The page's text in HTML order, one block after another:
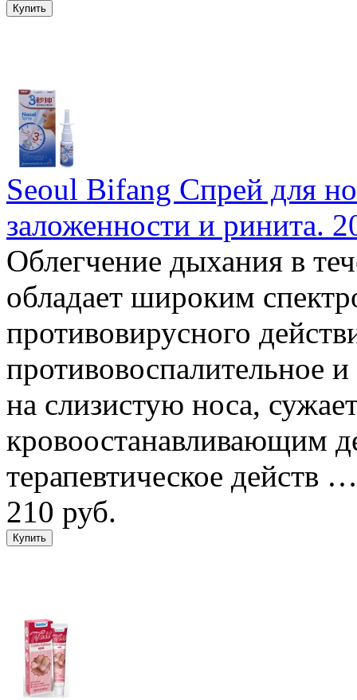
Seoul Bifang Спрей для
заложенности и ринита.
Облегчение дыхания в
обладает широким
противовирусного
противовоспалительное
на слизистую носа,
кровоостанавливающим
терапевтическое действ …
210 руб.